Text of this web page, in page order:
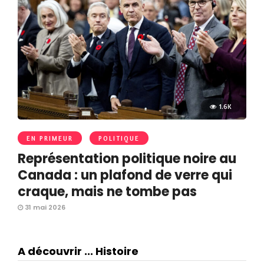
1.6K
EN PRIMEUR POLITIQUE
Représentation politique noire au
Canada : un plafond de verre qui
craque, mais ne tombe pas
31 mai 2026
A découvrir ... Histoire